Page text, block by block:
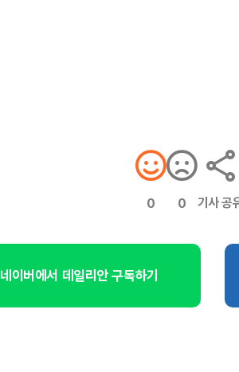
0 0 기사 공
네이버에서 데일리안 구독하기